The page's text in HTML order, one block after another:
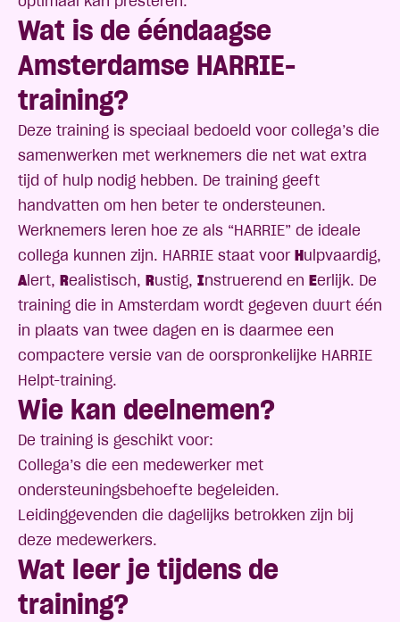
Wat is de ééndaagse
Amsterdamse HARRIE-
training?
Deze training is speciaal bedoeld voor collega’s die
samenwerken met werknemers die net wat extra
tijd of hulp nodig hebben. De training geeft
handvatten om hen beter te ondersteunen.
Werknemers leren hoe ze als “HARRIE” de ideale
collega kunnen zijn. HARRIE staat voorHulpvaardig,
Alert, Realistisch, Rustig, Instruerend en Eerlijk. De
training die in Amsterdam wordt gegeven duurt één
in plaats van twee dagen en is daarmee een
compactere versie van de oorspronkelijke HARRIE
Helpt-training.
Wie kan deelnemen?
De training is geschikt voor:
Collega’s die een medewerker met
ondersteuningsbehoefte begeleiden.
Leidinggevenden die dagelijks betrokken zijn bij
deze medewerkers.
Wat leer je tijdens de
training?